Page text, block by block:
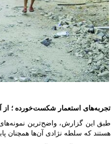
تجربه‌های استعمار شکست‌خورده ؛ از
طبق این گزارش، واضح‌ترین نمونه‌های
هستند که سلطه نژادی آن‌ها همچنان